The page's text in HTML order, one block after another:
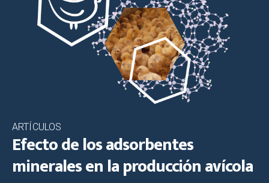
ARTÍCULOS
Efecto de los adsorbentes
minerales en la producción avícola